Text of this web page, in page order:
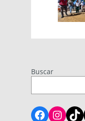
Buscar
Facebook